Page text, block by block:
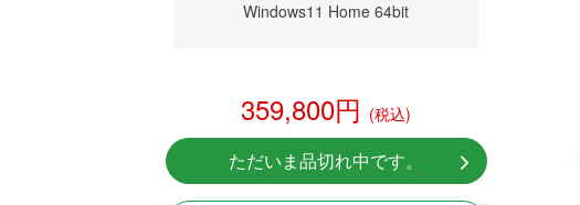
Windows11 Home 64bit
359,800円 (税込)
ただいま品切れ中です。